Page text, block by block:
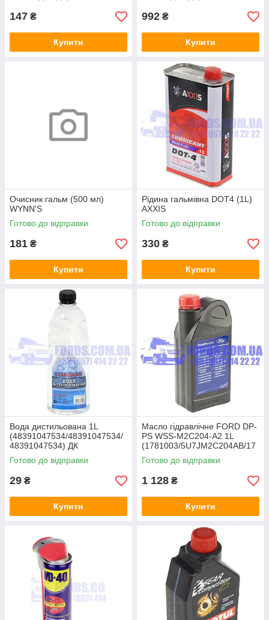
147 ₴
Купити
992 ₴
Купити
Очисник гальм (500 мл)
WYNN'S
Готово до відправки
181 ₴
Купити
Рідина гальмівна DOT4 (1L)
AXXIS
Готово до відправки
330 ₴
Купити
Вода дистильована 1L
(48391047534/48391047534/
48391047534) ДК
Готово до відправки
29 ₴
Купити
Масло гідравлічне FORD DP-
PS WSS-M2C204-A2 1L
(1781003/5U7JM2C204AB/17
81003) ORIGINAL
Готово до відправки
1 128 ₴
Купити